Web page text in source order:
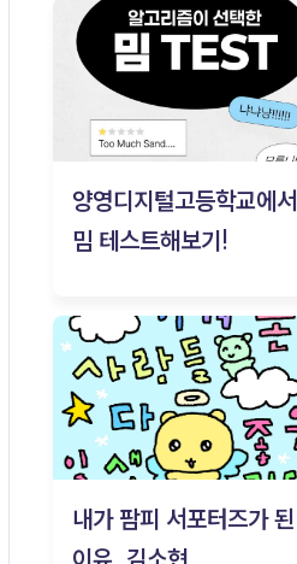
양영디지털고등학교에서
밈 테스트해보기!
내가 팜피 서포터즈가 된